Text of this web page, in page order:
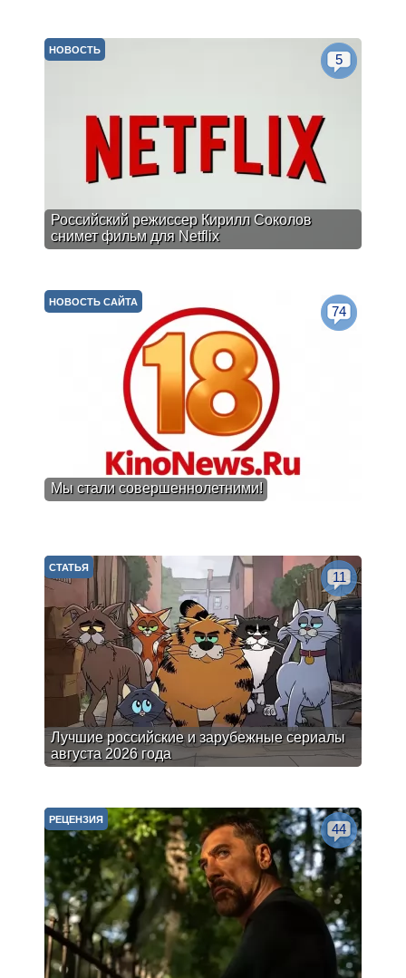
Российский режиссер Кирилл Соколов
снимет фильм для Netflix
НОВОСТЬ
5
Мы стали совершеннолетними!
НОВОСТЬ САЙТА
74
Лучшие российские и зарубежные сериалы
августа 2026 года
СТАТЬЯ
11
РЕЦЕНЗИЯ
44